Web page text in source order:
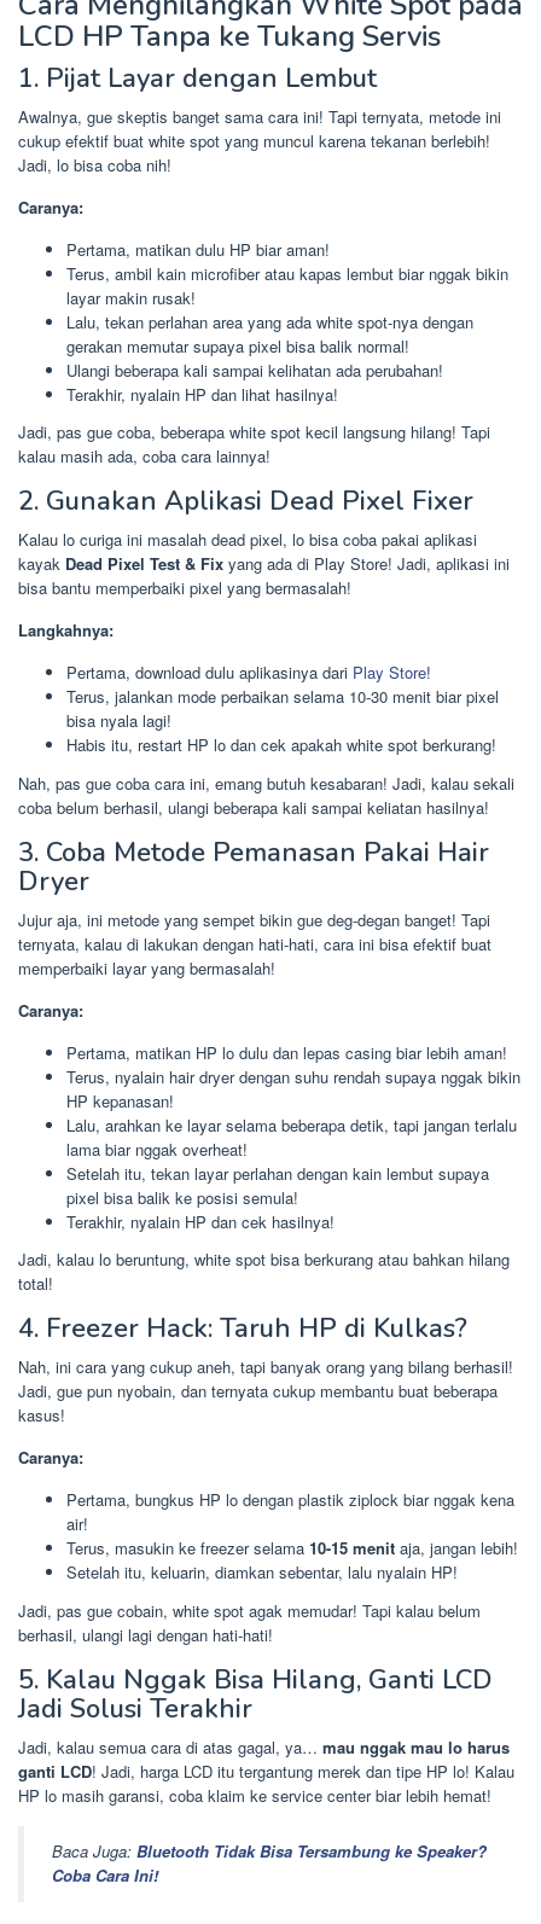
LCD HP Tanpa ke Tukang Servis
1. Pijat Layar dengan Lembut
Awalnya, gue skeptis banget sama cara ini! Tapi ternyata, metode ini
cukup efektif buat white spot yang muncul karena tekanan berlebih!
Jadi, lo bisa coba nih!
Caranya:
Pertama, matikan dulu HP biar aman!
Terus, ambil kain microfiber atau kapas lembut biar nggak bikin
layar makin rusak!
Lalu, tekan perlahan area yang ada white spot-nya dengan
gerakan memutar supaya pixel bisa balik normal!
Ulangi beberapa kali sampai kelihatan ada perubahan!
Terakhir, nyalain HP dan lihat hasilnya!
Jadi, pas gue coba, beberapa white spot kecil langsung hilang! Tapi
kalau masih ada, coba cara lainnya!
2. Gunakan Aplikasi Dead Pixel Fixer
Kalau lo curiga ini masalah dead pixel, lo bisa coba pakai aplikasi
kayak Dead Pixel Test & Fix yang ada di Play Store! Jadi, aplikasi ini
bisa bantu memperbaiki pixel yang bermasalah!
Langkahnya:
Pertama, download dulu aplikasinya dari Play Store!
Terus, jalankan mode perbaikan selama 10-30 menit biar pixel
bisa nyala lagi!
Habis itu, restart HP lo dan cek apakah white spot berkurang!
Nah, pas gue coba cara ini, emang butuh kesabaran! Jadi, kalau sekali
coba belum berhasil, ulangi beberapa kali sampai keliatan hasilnya!
3. Coba Metode Pemanasan Pakai Hair
Dryer
Jujur aja, ini metode yang sempet bikin gue deg-degan banget! Tapi
ternyata, kalau di lakukan dengan hati-hati, cara ini bisa efektif buat
memperbaiki layar yang bermasalah!
Caranya:
Pertama, matikan HP lo dulu dan lepas casing biar lebih aman!
Terus, nyalain hair dryer dengan suhu rendah supaya nggak bikin
HP kepanasan!
Lalu, arahkan ke layar selama beberapa detik, tapi jangan terlalu
lama biar nggak overheat!
Setelah itu, tekan layar perlahan dengan kain lembut supaya
pixel bisa balik ke posisi semula!
Terakhir, nyalain HP dan cek hasilnya!
Jadi, kalau lo beruntung, white spot bisa berkurang atau bahkan hilang
total!
4. Freezer Hack: Taruh HP di Kulkas?
Nah, ini cara yang cukup aneh, tapi banyak orang yang bilang berhasil!
Jadi, gue pun nyobain, dan ternyata cukup membantu buat beberapa
kasus!
Caranya:
Pertama, bungkus HP lo dengan plastik ziplock biar nggak kena
air!
Terus, masukin ke freezer selama 10-15 menit aja, jangan lebih!
Setelah itu, keluarin, diamkan sebentar, lalu nyalain HP!
Jadi, pas gue cobain, white spot agak memudar! Tapi kalau belum
berhasil, ulangi lagi dengan hati-hati!
5. Kalau Nggak Bisa Hilang, Ganti LCD
Jadi Solusi Terakhir
Jadi, kalau semua cara di atas gagal, ya… mau nggak mau lo harus
ganti LCD! Jadi, harga LCD itu tergantung merek dan tipe HP lo! Kalau
HP lo masih garansi, coba klaim ke service center biar lebih hemat!
Baca Juga: Bluetooth Tidak Bisa Tersambung ke Speaker?
Coba Cara Ini!